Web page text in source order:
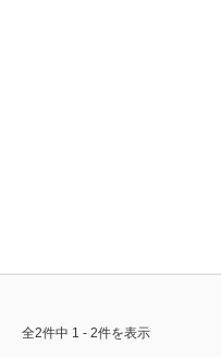
全2件中 1 - 2件を表示